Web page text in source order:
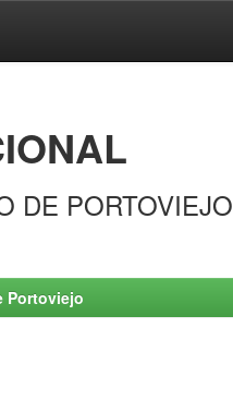
DE PORTOVIEJO
Portoviejo